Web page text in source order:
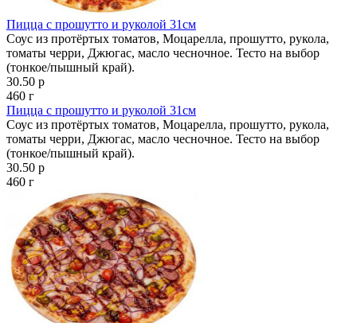
Пицца с прошутто и руколой 31см
Соус из протёртых томатов, Моцарелла, прошутто, рукола,
томаты черри, Джюгас, масло чесночное. Тесто на выбор
(тонкое/пышный край).
30.50 р
460 г
Пицца с прошутто и руколой 31см
Соус из протёртых томатов, Моцарелла, прошутто, рукола,
томаты черри, Джюгас, масло чесночное. Тесто на выбор
(тонкое/пышный край).
30.50 р
460 г